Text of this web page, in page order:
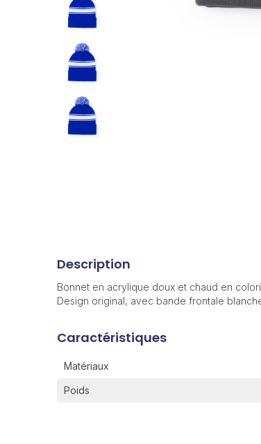
Description
Bonnet en acrylique doux et chaud en
Design original, avec bande frontale
Caractéristiques
Matériaux
Poids